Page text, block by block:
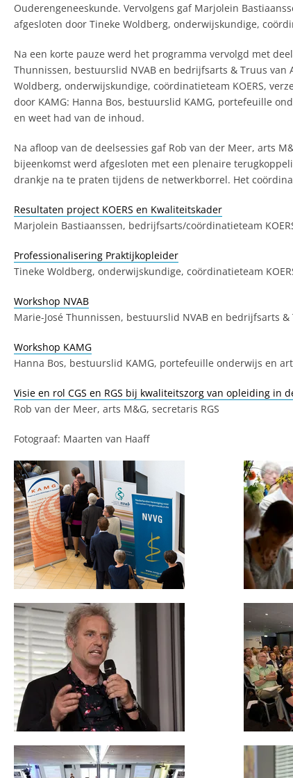
Ouderengeneeskunde. Vervolgens gaf Marjolein
afgesloten door Tineke Woldberg, onderwijskundige,
Na een korte pauze werd het programma vervolgd met
Thunnissen, bestuurslid NVAB en bedrijfsarts & Truus van
Woldberg, onderwijskundige, coördinatieteam KOERS,
door KAMG: Hanna Bos, bestuurslid KAMG, portefeuille
en weet had van de inhoud.
Na afloop van de deelsessies gaf Rob van der Meer, arts
bijeenkomst werd afgesloten met een plenaire
drankje na te praten tijdens de netwerkborrel. Het
Resultaten project KOERS en Kwaliteitskader
Marjolein Bastiaanssen, bedrijfsarts/coördinatieteam
Professionalisering Praktijkopleider
Tineke Woldberg, onderwijskundige, coördinatieteam
Workshop NVAB
Marie-José Thunnissen, bestuurslid NVAB en bedrijfsarts
Workshop KAMG
Hanna Bos, bestuurslid KAMG, portefeuille onderwijs en
Visie en rol CGS en RGS bij kwaliteitszorg van opleiding in
Rob van der Meer, arts M&G, secretaris RGS
Fotograaf: Maarten van Haaff